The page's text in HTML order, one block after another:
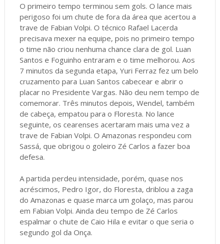
O primeiro tempo terminou sem gols. O lance mais
perigoso foi um chute de fora da área que acertou a
trave de Fabian Volpi. O técnico Rafael Lacerda
precisava mexer na equipe, pois no primeiro tempo
o time não criou nenhuma chance clara de gol. Luan
Santos e Foguinho entraram e o time melhorou. Aos
7 minutos da segunda etapa, Yuri Ferraz fez um belo
cruzamento para Luan Santos cabecear e abrir o
placar no Presidente Vargas. Não deu nem tempo de
comemorar. Três minutos depois, Wendel, também
de cabeça, empatou para o Floresta. No lance
seguinte, os cearenses acertaram mais uma vez a
trave de Fabian Volpi. O Amazonas respondeu com
Sassá, que obrigou o goleiro Zé Carlos a fazer boa
defesa.
A partida perdeu intensidade, porém, quase nos
acréscimos, Pedro Igor, do Floresta, driblou a zaga
do Amazonas e quase marca um golaço, mas parou
em Fabian Volpi. Ainda deu tempo de Zé Carlos
espalmar o chute de Caio Hila e evitar o que seria o
segundo gol da Onça.